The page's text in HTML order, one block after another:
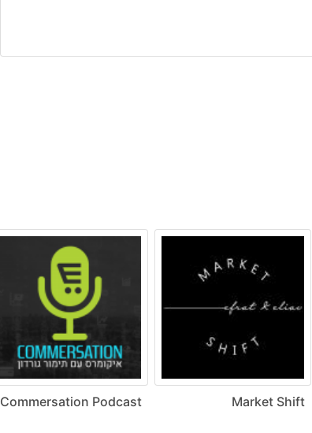
Market Shift
Commersation Podcast